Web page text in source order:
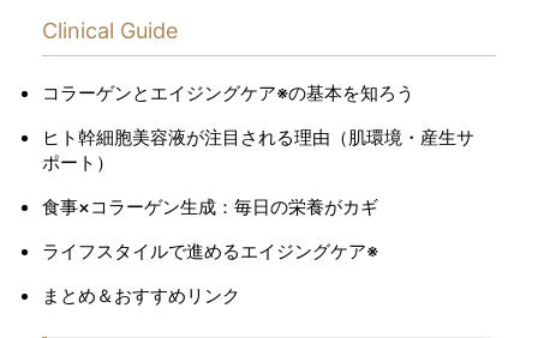
Clinical Guide
コラーゲンとエイジングケア※の基本を知ろう
ヒト幹細胞美容液が注目される理由（肌環境・産生サ
ポート）
食事×コラーゲン生成：毎日の栄養がカギ
ライフスタイルで進めるエイジングケア※
まとめ＆おすすめリンク